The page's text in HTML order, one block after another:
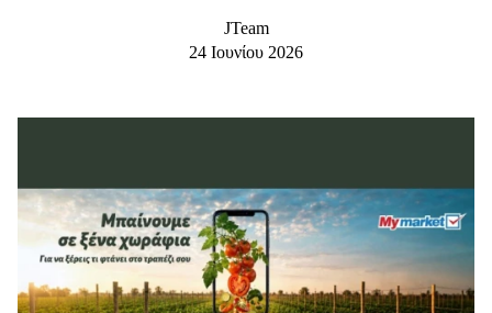
Μακιγιάζ
Beauty News
Well being
JTeam
24 Ιουνίου 2026